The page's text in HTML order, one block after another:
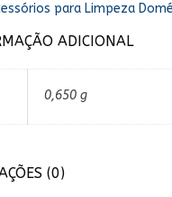
para Limpeza
ADICIONAL
0,650 g
(0)